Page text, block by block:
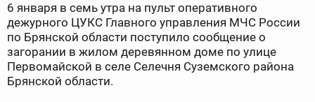
6 января в семь утра на пульт оперативного
дежурного ЦУКС Главного управления МЧС России
по Брянской области поступило сообщение о
загорании в жилом деревянном доме по улице
Первомайской в селе Селечня Суземского района
Брянской области.